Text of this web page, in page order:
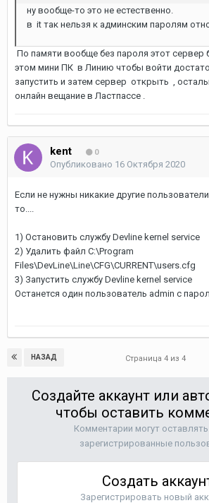
ну вообще-то это не естественно.
в it так нельзя к админским паролям
По памяти вообще без пароля этот сервер
этом мини ПК в Линию чтобы войти
запустить и затем сервер открыть ,
онлайн вещание в Ластпассе .
kent 0
Опубликовано 16 Октября 2020
Если не нужны никакие другие
то....
1) Остановить службу Devline kernel service
2) Удалить файл C:\Program
Files\DevLine\Line\CFG\CURRENT\users.cfg
3) Запустить службу Devline kernel service
Останется один пользователь admin с
НАЗАД Страница 4 из 4
Создайте аккаунт или
чтобы оставить
Комментарии могут
зарегистрированные
Создать
Зарегистрировать новый